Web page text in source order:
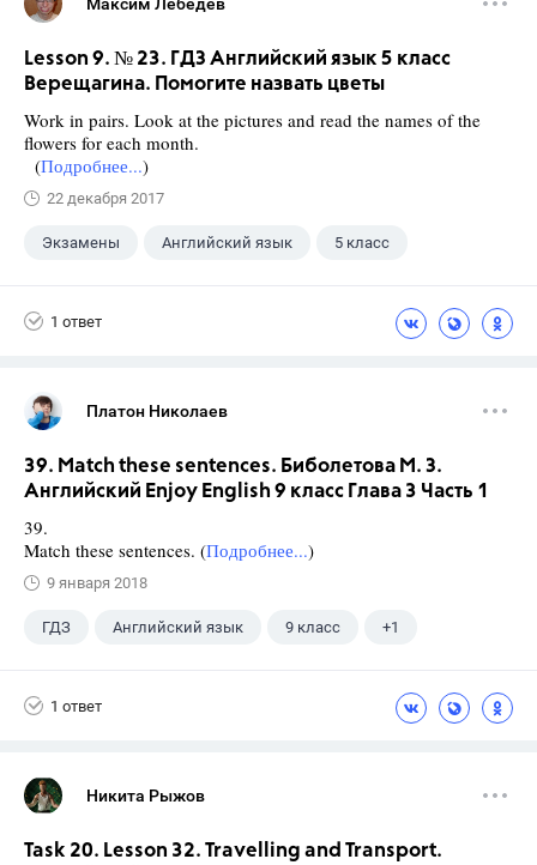
Максим Лебедев
Lesson 9. № 23. ГДЗ Английский язык 5 класс
Верещагина. Помогите назвать цветы
Work in pairs. Look at the pictures and read the names of the
flowers for each month.
(Подробнее...)
22 декабря 2017
Экзамены Английский язык 5 класс
1 ответ
Платон Николаев
39. Match these sentences. Биболетова М. З.
Английский Enjoy English 9 класс Глава 3 Часть 1
39.
Match these sentences. (Подробнее...)
9 января 2018
ГДЗ Английский язык 9 класс +1
1 ответ
Никита Рыжов
Task 20. Lesson 32. Travelling and Transport.